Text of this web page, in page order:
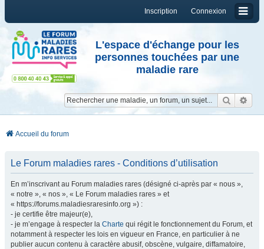
Connexion
Inscription
L'espace d'échange pour les
personnes touchées par une
maladie rare
Accueil du forum
Le Forum maladies rares - Conditions d’utilisation
En m’inscrivant au Forum maladies rares (désigné ci-après par « nous »,
« notre », « nos », « Le Forum maladies rares » et
« https://forums.maladiesraresinfo.org ») :
- je certifie être majeur(e),
- je m’engage à respecter la Charte qui régit le fonctionnement du Forum, et
notamment à respecter les lois en vigueur en France, en particulier à ne
publier aucun contenu à caractère abusif, obscène, vulgaire, diffamatoire,